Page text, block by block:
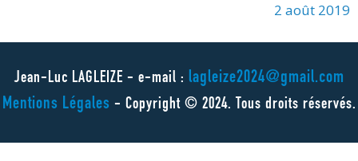
2 août 2019
Jean-Luc LAGLEIZE - e-mail : lagleize2024@gmail.com
Mentions Légales - Copyright © 2024. Tous droits réservés.